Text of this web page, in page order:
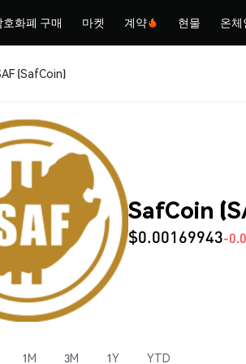
호화폐 구매 마켓 계약 현물 온체
(SafCoin)
SafCoin
$0.00169943-
1M 3M 1Y YTD